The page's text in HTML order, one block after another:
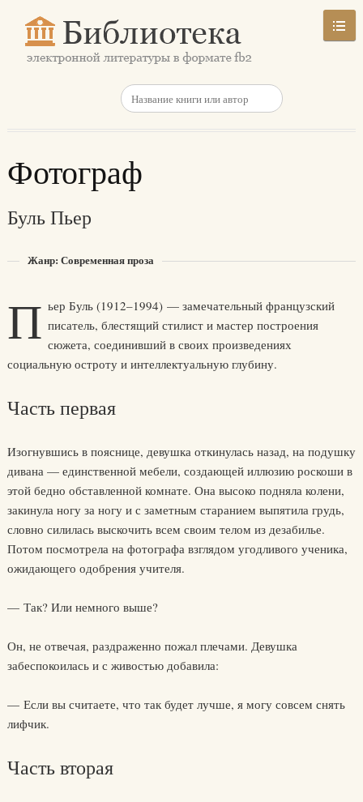
Фотограф
Буль Пьер
Жанр: Современная проза
П ьер Буль (1912–1994) — замечательный французский
писатель, блестящий стилист и мастер построения
сюжета, соединивший в своих произведениях
социальную остроту и интеллектуальную глубину.
Часть первая
Изогнувшись в пояснице, девушка откинулась назад, на подушку
дивана — единственной мебели, создающей иллюзию роскоши в
этой бедно обставленной комнате. Она высоко подняла колени,
закинула ногу за ногу и с заметным старанием выпятила грудь,
словно силилась выскочить всем своим телом из дезабилье.
Потом посмотрела на фотографа взглядом угодливого ученика,
ожидающего одобрения учителя.
— Так? Или немного выше?
Он, не отвечая, раздраженно пожал плечами. Девушка
забеспокоилась и с живостью добавила:
— Если вы считаете, что так будет лучше, я могу совсем снять
лифчик.
Часть вторая